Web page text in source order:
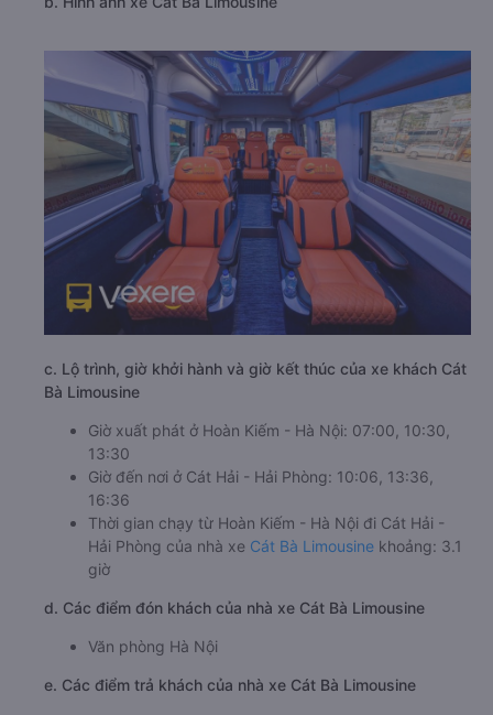
c. Lộ trình, giờ khởi hành và giờ kết thúc của xe khách Cát
Bà Limousine
Giờ xuất phát ở Hoàn Kiếm - Hà Nội: 07:00, 10:30,
13:30
Giờ đến nơi ở Cát Hải - Hải Phòng: 10:06, 13:36,
16:36
Thời gian chạy từ Hoàn Kiếm - Hà Nội đi Cát Hải -
Hải Phòng của nhà xe Cát Bà Limousine khoảng: 3.1
giờ
d. Các điểm đón khách của nhà xe Cát Bà Limousine
Văn phòng Hà Nội
e. Các điểm trả khách của nhà xe Cát Bà Limousine